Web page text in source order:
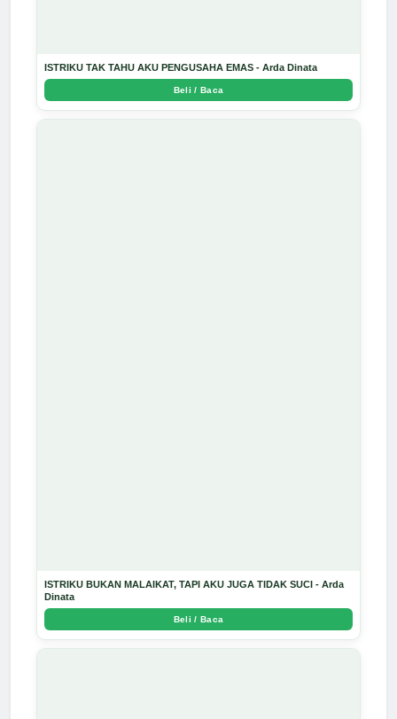
ISTRIKU TAK TAHU AKU PENGUSAHA EMAS - Arda Dinata
Beli / Baca
ISTRIKU BUKAN MALAIKAT, TAPI AKU JUGA TIDAK SUCI - Arda
Dinata
Beli / Baca